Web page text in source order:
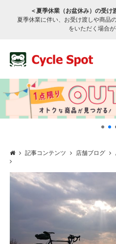
＜夏季休業（お盆休み）の受け
夏季休業に伴い、お受け渡しや商品
をいただく場合が
サービスのご案内
記事コンテンツ 店舗ブログ